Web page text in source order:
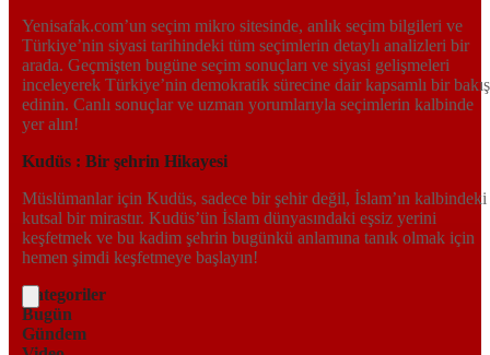
Yenisafak.com’un seçim mikro sitesinde, anlık seçim bilgileri ve
Türkiye’nin siyasi tarihindeki tüm seçimlerin detaylı analizleri bir
arada. Geçmişten bugüne seçim sonuçları ve siyasi gelişmeleri
inceleyerek Türkiye’nin demokratik sürecine dair kapsamlı bir bakış
edinin. Canlı sonuçlar ve uzman yorumlarıyla seçimlerin kalbinde
yer alın!
Kudüs : Bir şehrin Hikayesi
Müslümanlar için Kudüs, sadece bir şehir değil, İslam’ın kalbindeki
kutsal bir mirastır. Kudüs’ün İslam dünyasındaki eşsiz yerini
keşfetmek ve bu kadim şehrin bugünkü anlamına tanık olmak için
hemen şimdi keşfetmeye başlayın!
Kategoriler
Bugün
Gündem